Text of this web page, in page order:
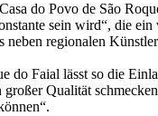
do Povo de São
sein wird“, die
neben regionalen
do Faial lässt so die
Qualität